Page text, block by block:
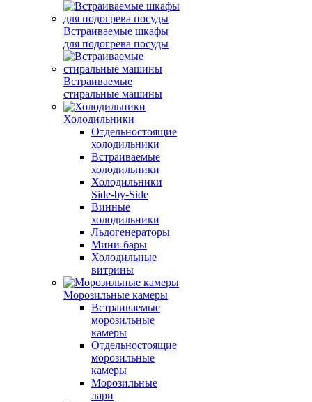
Встраиваемые шкафы
для подогрева посуды
Встраиваемые
стиральные машины
Холодильники
Отдельностоящие
холодильники
Встраиваемые
холодильники
Холодильники
Side-by-Side
Винные
холодильники
Льдогенераторы
Мини-бары
Холодильные
витрины
Морозильные камеры
Встраиваемые
морозильные
камеры
Отдельностоящие
морозильные
камеры
Морозильные
лари